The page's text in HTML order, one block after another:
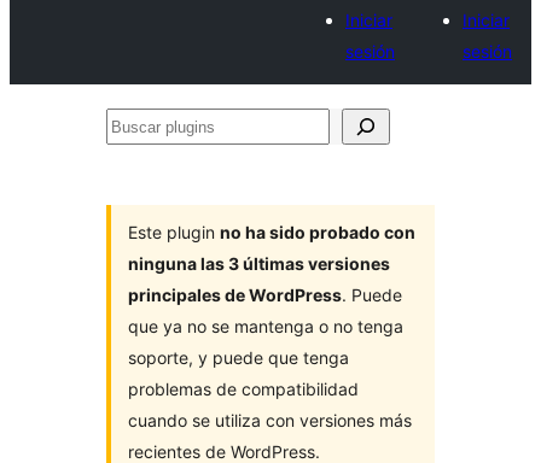
Iniciar
sesión
Iniciar
sesión
Buscar
Este plugin no ha sido probado con
ninguna las 3 últimas versiones
principales de WordPress. Puede
que ya no se mantenga o no tenga
soporte, y puede que tenga
problemas de compatibilidad
cuando se utiliza con versiones más
recientes de WordPress.